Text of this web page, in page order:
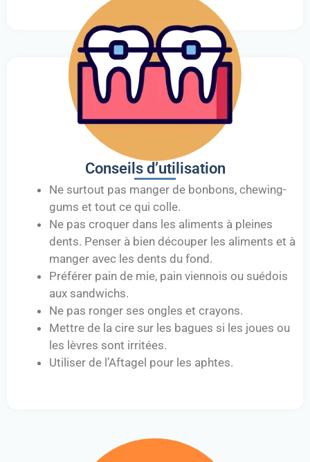
Conseils d’utilisation
Ne surtout pas manger de bonbons, chewing-
gums et tout ce qui colle.
Ne pas croquer dans les aliments à pleines
dents. Penser à bien découper les aliments et à
manger avec les dents du fond.
Préférer pain de mie, pain viennois ou suédois
aux sandwichs.
Ne pas ronger ses ongles et crayons.
Mettre de la cire sur les bagues si les joues ou
les lèvres sont irritées.
Utiliser de l’Aftagel pour les aphtes.